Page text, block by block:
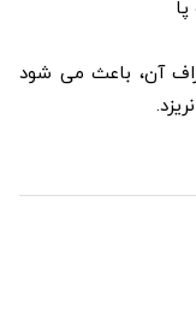
آن، باعث می شود